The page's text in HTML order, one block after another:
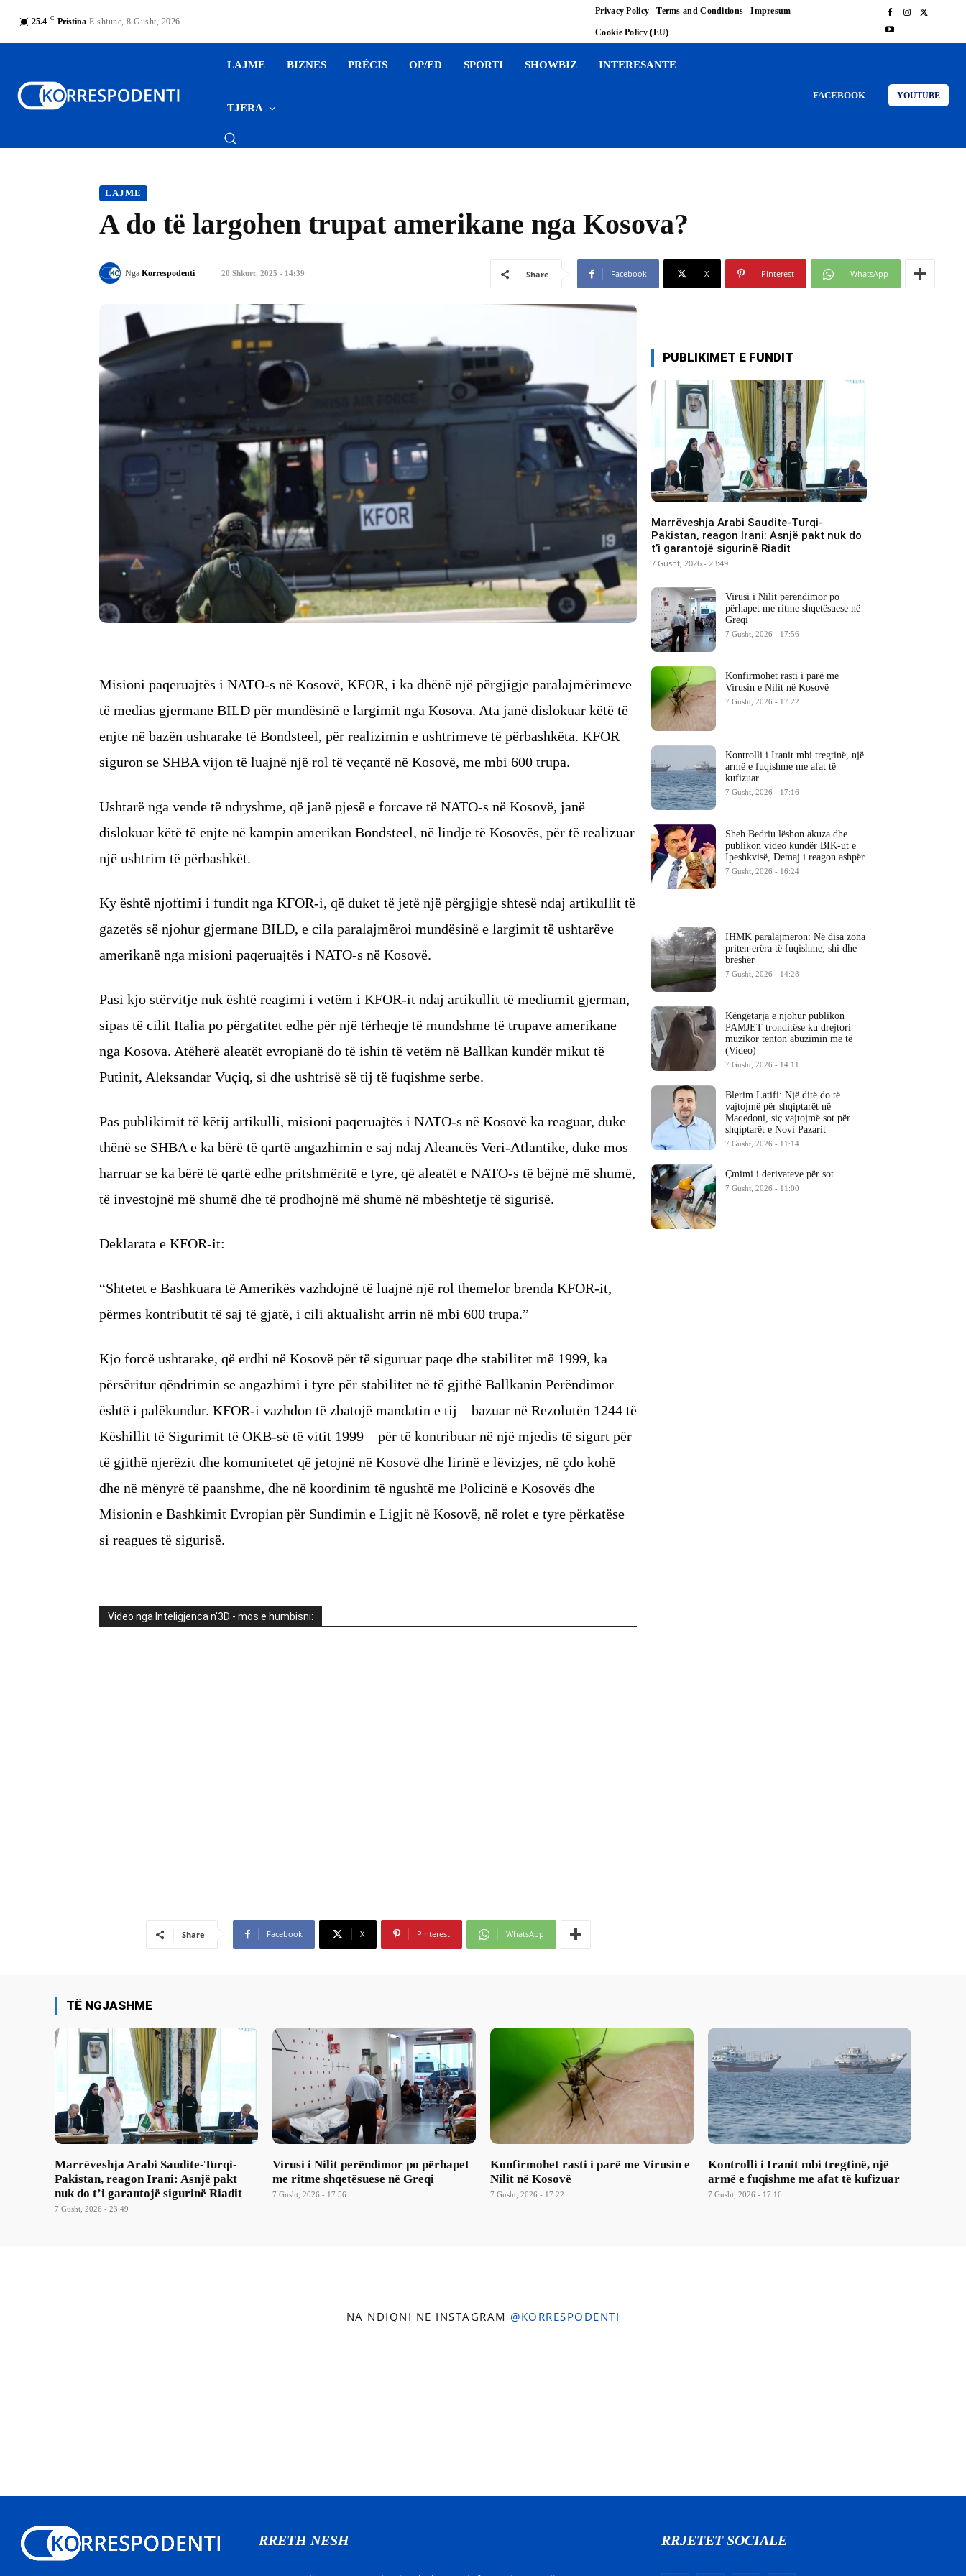
25.4 C Pristina E shtunë, 8 Gusht, 2026
Privacy Policy Terms and Conditions Impresum
Cookie Policy (EU)
LAJME BIZNES PRÉCIS OP/ED SPORTI SHOWBIZ INTERESANTE
TJERA
FACEBOOK YOUTUBE
LAJME
A do të largohen trupat amerikane nga Kosova?
20 Shkurt, 2025 - 14:39
Nga Korrespodenti Share Facebook X Pinterest WhatsApp
Misioni paqeruajtës i NATO-s në Kosovë, KFOR, i ka dhënë një përgjigje paralajmërimeve
të medias gjermane BILD për mundësinë e largimit nga Kosova. Ata janë dislokuar këtë të
enjte në bazën ushtarake të Bondsteel, për realizimin e ushtrimeve të përbashkëta. KFOR
siguron se SHBA vijon të luajnë një rol të veçantë në Kosovë, me mbi 600 trupa.
Ushtarë nga vende të ndryshme, që janë pjesë e forcave të NATO-s në Kosovë, janë
dislokuar këtë të enjte në kampin amerikan Bondsteel, në lindje të Kosovës, për të realizuar
një ushtrim të përbashkët.
Ky është njoftimi i fundit nga KFOR-i, që duket të jetë një përgjigje shtesë ndaj artikullit të
gazetës së njohur gjermane BILD, e cila paralajmëroi mundësinë e largimit të ushtarëve
amerikanë nga misioni paqeruajtës i NATO-s në Kosovë.
Pasi kjo stërvitje nuk është reagimi i vetëm i KFOR-it ndaj artikullit të mediumit gjerman,
sipas të cilit Italia po përgatitet edhe për një tërheqje të mundshme të trupave amerikane
nga Kosova. Atëherë aleatët evropianë do të ishin të vetëm në Ballkan kundër mikut të
Putinit, Aleksandar Vuçiq, si dhe ushtrisë së tij të fuqishme serbe.
Pas publikimit të këtij artikulli, misioni paqeruajtës i NATO-s në Kosovë ka reaguar, duke
thënë se SHBA e ka bërë të qartë angazhimin e saj ndaj Aleancës Veri-Atlantike, duke mos
harruar se ka bërë të qartë edhe pritshmëritë e tyre, që aleatët e NATO-s të bëjnë më shumë,
të investojnë më shumë dhe të prodhojnë më shumë në mbështetje të sigurisë.
Deklarata e KFOR-it:
“Shtetet e Bashkuara të Amerikës vazhdojnë të luajnë një rol themelor brenda KFOR-it,
përmes kontributit të saj të gjatë, i cili aktualisht arrin në mbi 600 trupa.”
Kjo forcë ushtarake, që erdhi në Kosovë për të siguruar paqe dhe stabilitet më 1999, ka
përsëritur qëndrimin se angazhimi i tyre për stabilitet në të gjithë Ballkanin Perëndimor
është i palëkundur. KFOR-i vazhdon të zbatojë mandatin e tij – bazuar në Rezolutën 1244 të
Këshillit të Sigurimit të OKB-së të vitit 1999 – për të kontribuar në një mjedis të sigurt për
të gjithë njerëzit dhe komunitetet që jetojnë në Kosovë dhe lirinë e lëvizjes, në çdo kohë
dhe në mënyrë të paanshme, dhe në koordinim të ngushtë me Policinë e Kosovës dhe
Misionin e Bashkimit Evropian për Sundimin e Ligjit në Kosovë, në rolet e tyre përkatëse
si reagues të sigurisë.
Video nga Inteligjenca n'3D - mos e humbisni:
Share Facebook X Pinterest WhatsApp
PUBLIKIMET E FUNDIT
Marrëveshja Arabi Saudite-Turqi-
Pakistan, reagon Irani: Asnjë pakt nuk do
t’i garantojë sigurinë Riadit
7 Gusht, 2026 - 23:49
Virusi i Nilit perëndimor po
përhapet me ritme shqetësuese në
Greqi
7 Gusht, 2026 - 17:56
Konfirmohet rasti i parë me
Virusin e Nilit në Kosovë
7 Gusht, 2026 - 17:22
Kontrolli i Iranit mbi tregtinë, një
armë e fuqishme me afat të
kufizuar
7 Gusht, 2026 - 17:16
Sheh Bedriu lëshon akuza dhe
publikon video kundër BIK-ut e
Ipeshkvisë, Demaj i reagon ashpër
7 Gusht, 2026 - 16:24
IHMK paralajmëron: Në disa zona
priten erëra të fuqishme, shi dhe
breshër
7 Gusht, 2026 - 14:28
Këngëtarja e njohur publikon
PAMJET tronditëse ku drejtori
muzikor tenton abuzimin me të
(Video)
7 Gusht, 2026 - 14:11
Blerim Latifi: Një ditë do të
vajtojmë për shqiptarët në
Maqedoni, siç vajtojmë sot për
shqiptarët e Novi Pazarit
7 Gusht, 2026 - 11:14
Çmimi i derivateve për sot
7 Gusht, 2026 - 11:00
TË NGJASHME
Marrëveshja Arabi Saudite-Turqi-
Pakistan, reagon Irani: Asnjë pakt
nuk do t’i garantojë sigurinë Riadit
7 Gusht, 2026 - 23:49
Virusi i Nilit perëndimor po përhapet
me ritme shqetësuese në Greqi
7 Gusht, 2026 - 17:56
Konfirmohet rasti i parë me Virusin e
Nilit në Kosovë
7 Gusht, 2026 - 17:22
Kontrolli i Iranit mbi tregtinë, një
armë e fuqishme me afat të kufizuar
7 Gusht, 2026 - 17:16
NA NDIQNI NË INSTAGRAM @KORRESPODENTI
RRETH NESH RRJETET SOCIALE